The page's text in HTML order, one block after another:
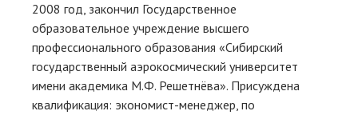
2008 год, закончил Государственное
образовательное учреждение высшего
профессионального образования «Сибирский
государственный аэрокосмический университет
имени академика М.Ф. Решетнёва». Присуждена
квалификация: экономист-менеджер, по